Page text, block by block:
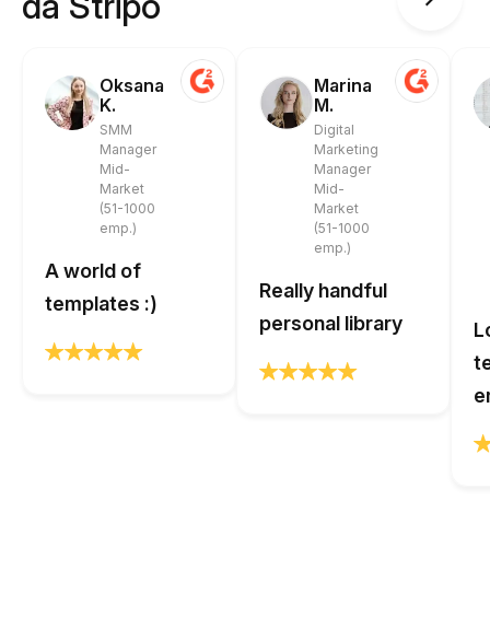
Oksana
K.
SMM
Manager
Mid-
Market
(51-1000
emp.)
A world of
templates :)
Marina
M.
Digital
Marketing
Manager
Mid-
Market
(51-1000
emp.)
Really handful
personal library